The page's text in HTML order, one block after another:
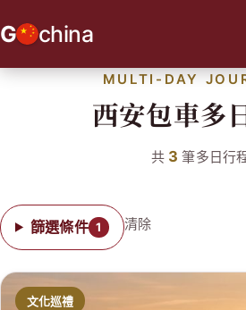
至
G china
MULTI-DAY
西安包車多
共 3 筆多日行
篩選條件 1 清除
文化巡禮